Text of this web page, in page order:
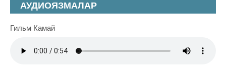
АУДИОЯЗМАЛАР
Гильм Камай